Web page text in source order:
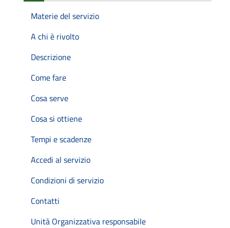
Materie del servizio
A chi è rivolto
Descrizione
Come fare
Cosa serve
Cosa si ottiene
Tempi e scadenze
Accedi al servizio
Condizioni di servizio
Contatti
Unità Organizzativa responsabile